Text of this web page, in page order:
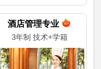
酒店管理专业
3年制 技术+学籍